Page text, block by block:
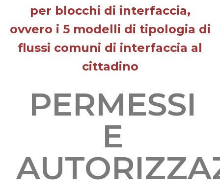
per blocchi di interfaccia,
ovvero i 5 modelli di tipologia di
flussi comuni di interfaccia al
cittadino
PERMESSI
E